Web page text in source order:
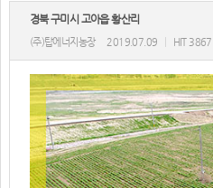
경북 구미시 고아읍 황산리
(주)탑에너지농장 2019.07.09 HIT 3867